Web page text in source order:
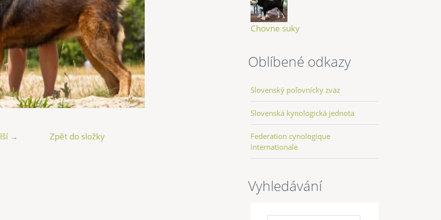
→ Zpět do složky
Chovne suky
Oblíbené odkazy
Slovenský poľovnícky zväz
Slovenská kynologická jednota
Federation cynologique
internationale
Vyhledávání